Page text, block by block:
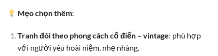
Mẹo chọn thêm:
Tranh đôi theo phong cách cổ điển – vintage: phù hợp
với người yêu hoài niệm, nhẹ nhàng.